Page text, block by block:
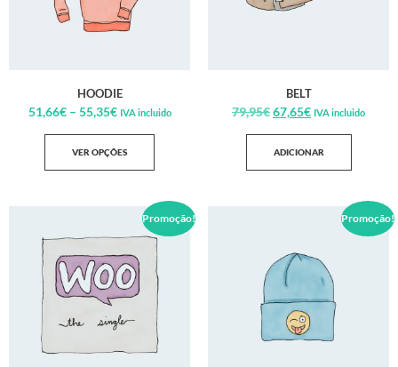
HOODIE
51,66€ – 55,35€ IVA incluido
VER OPÇÕES
BELT
79,95€67,65€ IVA incluido
ADICIONAR
Promoção! Promoção!